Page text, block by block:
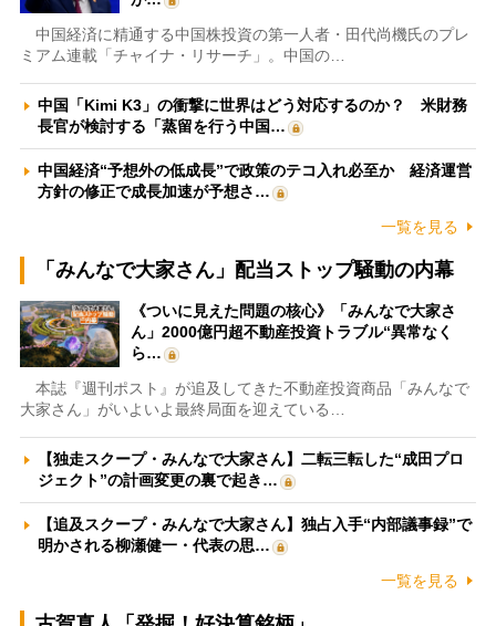
中国経済に精通する中国株投資の第一人者・田代尚機氏のプレ
ミアム連載「チャイナ・リサーチ」。中国の…
中国「Kimi K3」の衝撃に世界はどう対応するのか？ 米財務
長官が検討する「蒸留を行う中国…
中国経済“予想外の低成長”で政策のテコ入れ必至か 経済運営
方針の修正で成長加速が予想さ…
一覧を見る
「みんなで大家さん」配当ストップ騒動の内幕
《ついに見えた問題の核心》「みんなで大家さ
ん」2000億円超不動産投資トラブル“異常なく
ら…
本誌『週刊ポスト』が追及してきた不動産投資商品「みんなで
大家さん」がいよいよ最終局面を迎えている…
【独走スクープ・みんなで大家さん】二転三転した“成田プロ
ジェクト”の計画変更の裏で起き…
【追及スクープ・みんなで大家さん】独占入手“内部議事録”で
明かされる柳瀬健一・代表の思…
一覧を見る